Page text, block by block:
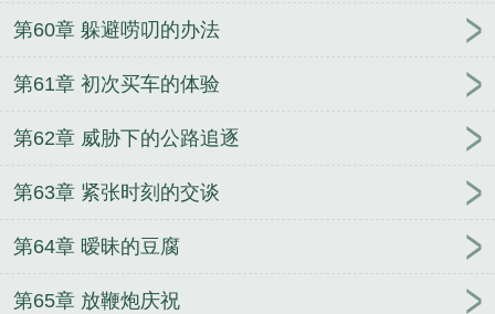
第60章 躲避唠叨的办法
第61章 初次买车的体验
第62章 威胁下的公路追逐
第63章 紧张时刻的交谈
第64章 暧昧的豆腐
第65章 放鞭炮庆祝